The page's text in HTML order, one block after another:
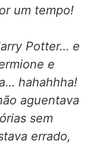
um tempo!
Potter… e
e
hahahhha!
aguentava
sem
errado,